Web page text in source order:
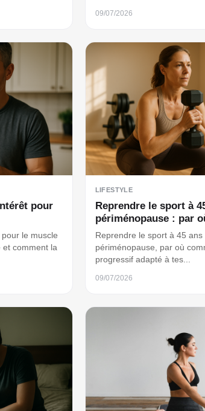
09/07/2026
pour
le muscle
et comment la
LIFESTYLE
Reprendre le sport à
périménopause : par
Reprendre le sport à 45 ans
périménopause, par où
progressif adapté à tes...
09/07/2026